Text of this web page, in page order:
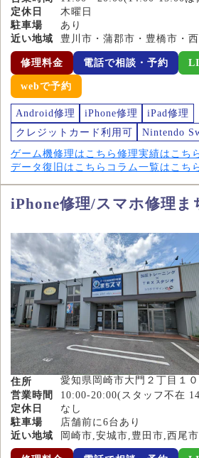
定休日
木曜日
駐車場
あり
近い地域
豊川市・蒲郡市・豊橋市・
修理料金 電話で相談・予約
webで予約
Android修理 iPhone修理
iPad修理
クレジットカード利用可
Nintendo
ゲーム機修理はこちら 修理実績はこち
データ復旧はこちら コラム一覧はこち
iPhone修理/スマホ修理ま
住所
愛知県岡崎市大門２丁目１
営業時間
10:00-20:00(スタッフ不在
定休日
なし
駐車場
店舗前に6台あり
近い地域
岡崎市,安城市,豊田市,西尾市